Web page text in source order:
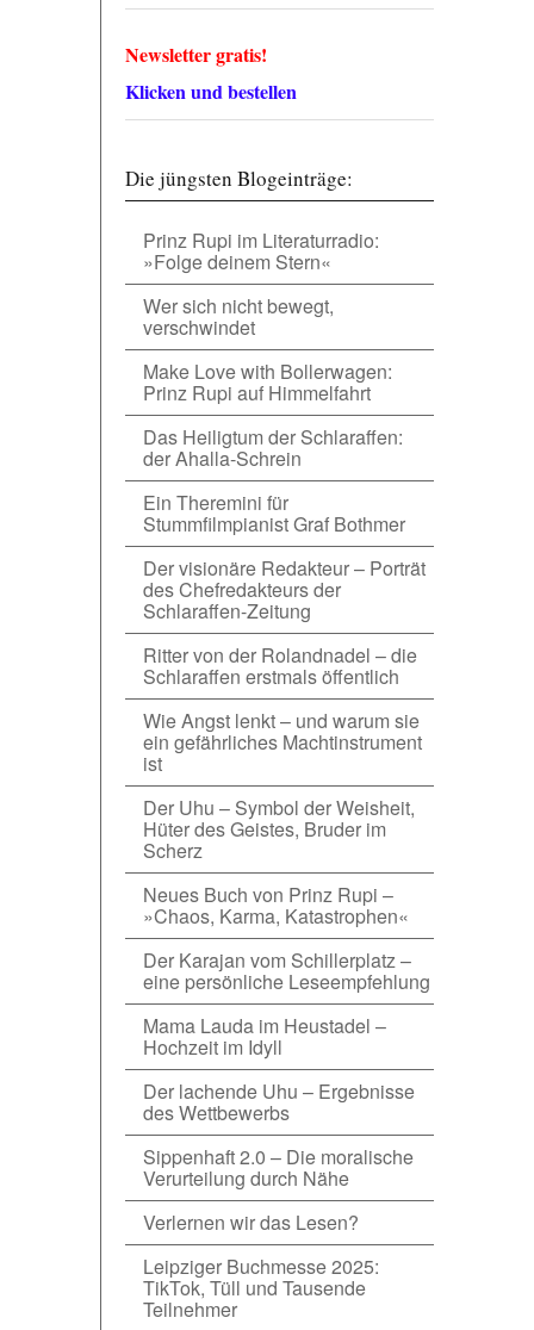
Newsletter gratis!
Klicken und bestellen
Die jüngsten Blogeinträge:
Prinz Rupi im Literaturradio:
»Folge deinem Stern«
Wer sich nicht bewegt,
verschwindet
Make Love with Bollerwagen:
Prinz Rupi auf Himmelfahrt
Das Heiligtum der Schlaraffen:
der Ahalla-Schrein
Ein Theremini für
Stummfilmpianist Graf Bothmer
Der visionäre Redakteur – Porträt
des Chefredakteurs der
Schlaraffen-Zeitung
Ritter von der Rolandnadel – die
Schlaraffen erstmals öffentlich
Wie Angst lenkt – und warum sie
ein gefährliches Machtinstrument
ist
Der Uhu – Symbol der Weisheit,
Hüter des Geistes, Bruder im
Scherz
Neues Buch von Prinz Rupi –
»Chaos, Karma, Katastrophen«
Der Karajan vom Schillerplatz –
eine persönliche Leseempfehlung
Mama Lauda im Heustadel –
Hochzeit im Idyll
Der lachende Uhu – Ergebnisse
des Wettbewerbs
Sippenhaft 2.0 – Die moralische
Verurteilung durch Nähe
Verlernen wir das Lesen?
Leipziger Buchmesse 2025:
TikTok, Tüll und Tausende
Teilnehmer